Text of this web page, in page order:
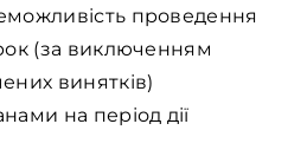
проведення
(за виключенням
винятків)
на період дії